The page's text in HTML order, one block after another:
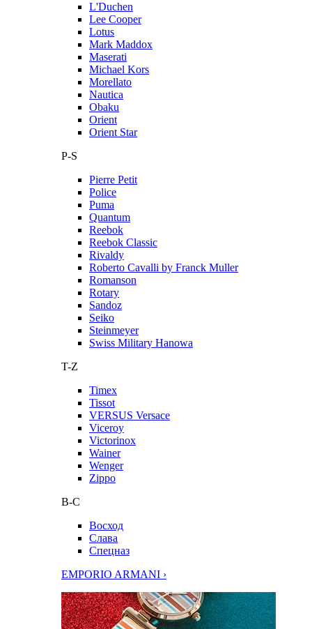
L'Duchen
Lee Cooper
Lotus
Mark Maddox
Maserati
Michael Kors
Morellato
Nautica
Obaku
Orient
Orient Star
P-S
Pierre Petit
Police
Puma
Quantum
Reebok
Reebok Classic
Rivaldy
Roberto Cavalli by Franck Muller
Romanson
Rotary
Sandoz
Seiko
Steinmeyer
Swiss Military Hanowa
T-Z
Timex
Tissot
VERSUS Versace
Viceroy
Victorinox
Wainer
Wenger
Zippo
В-С
Восход
Слава
Спецназ
EMPORIO ARMANI ›